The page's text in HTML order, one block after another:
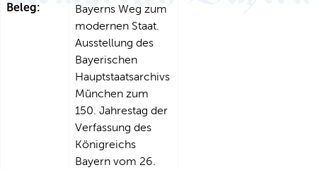
Beleg:
Bayerns Weg zum
modernen Staat.
Ausstellung des
Bayerischen
Hauptstaatsarchivs
München zum
150. Jahrestag der
Verfassung des
Königreichs
Bayern vom 26.